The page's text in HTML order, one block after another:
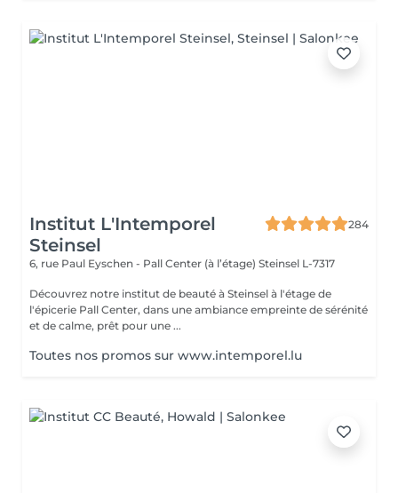
Institut L'Intemporel
Steinsel
284
6, rue Paul Eyschen - Pall Center (à l’étage) Steinsel L-7317
Découvrez notre institut de beauté à Steinsel à l'étage de
l'épicerie Pall Center, dans une ambiance empreinte de sérénité
et de calme, prêt pour une ...
Toutes nos promos sur www.intemporel.lu